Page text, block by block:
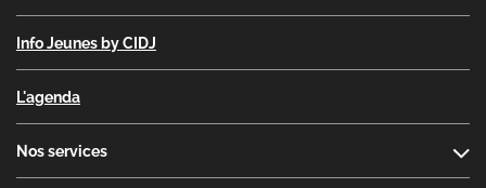
Info Jeunes by CIDJ
L'agenda
Nos services